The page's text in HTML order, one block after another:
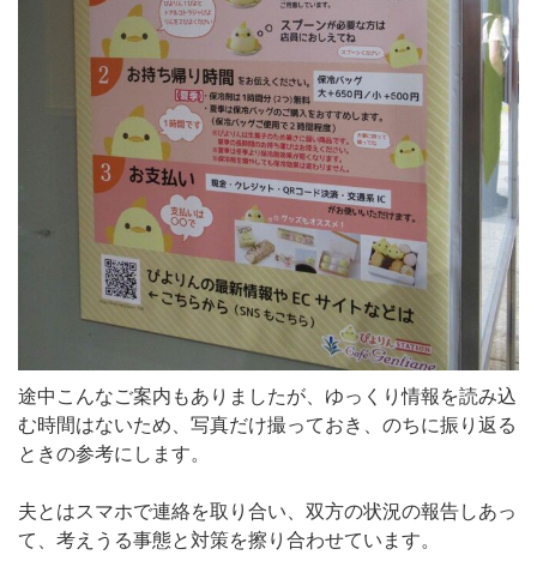
途中こんなご案内もありましたが、ゆっくり情報を読み込
む時間はないため、写真だけ撮っておき、のちに振り返る
ときの参考にします。
夫とはスマホで連絡を取り合い、双方の状況の報告しあっ
て、考えうる事態と対策を擦り合わせています。